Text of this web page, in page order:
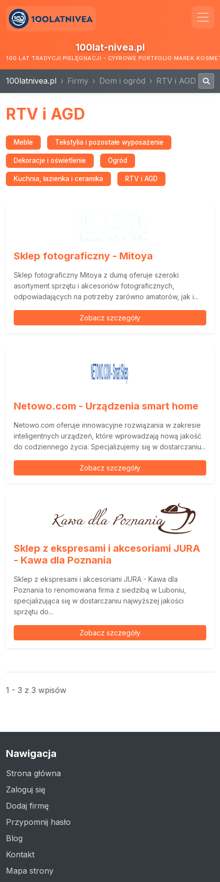
100lat-nivea.pl
100 LAT TRADYCJI PIELĘGNACJI - CYFROWE PORTFOLIO MAREK
100latnivea.pl Firmy Dom i ogród RTV i AGD
RTV i AGD
Meble Tekstylia i pozostałe wyposażenie
Dekoracje i oświetlenie Ogród
Kuchnia, łazienka i ceramika RTV i AGD
Sklep fotograficzny - Mitoya
Sklep fotograficzny Mitoya z dumą oferuje szeroki
asortyment sprzętu i akcesoriów fotograficznych,
odpowiadających na potrzeby zarówno amatorów, jak i...
Zobacz szczegóły
Netowo.com - Urządzenia smart home
Netowo.com oferuje innowacyjne rozwiązania w zakresie
inteligentnych urządzeń, które wprowadzają nową jakość
do codziennego życia. Specjalizujemy się w dostarczaniu...
Zobacz szczegóły
Sklep z ekspresami i akcesoriami JURA
- Kawa dla Poznania
Sklep z ekspresami i akcesoriami JURA - Kawa dla
Poznania to renomowana firma z siedzibą w Luboniu,
specjalizująca się w dostarczaniu najwyższej jakości
sprzętu do...
Zobacz szczegóły
1 - 3 z 3 wpisów
Nawigacja
Strona główna
Zaloguj się
Dodaj firmę
Przypomnij hasło
Blog
Kontakt
Mapa strony